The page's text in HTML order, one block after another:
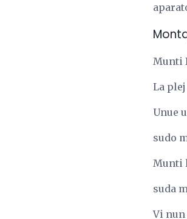
Munti
La
Unue
sudo
Munti
suda
Vi